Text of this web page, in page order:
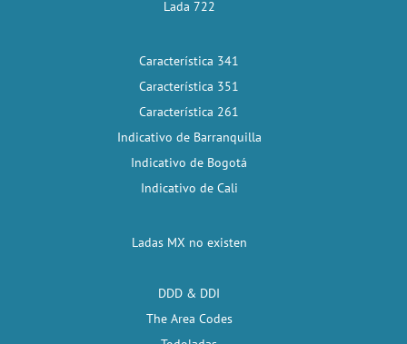
Lada 722
Característica 341
Característica 351
Característica 261
Indicativo de Barranquilla
Indicativo de Bogotá
Indicativo de Cali
Ladas MX no existen
DDD & DDI
The Area Codes